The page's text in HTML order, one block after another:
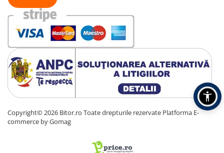
Copyright© 2026 Bitor.ro Toate drepturile rezervate Platforma E-
commerce by Gomag